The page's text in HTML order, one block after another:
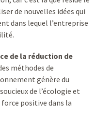
de nouvelles idées qui
dans lequel l’entreprise
de la réduction de
méthodes de
génère du
de l’écologie et
positive dans la